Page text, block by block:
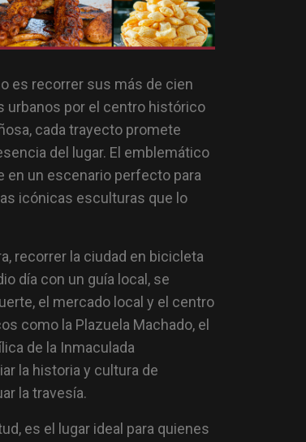
es recorrer sus más de cien
urbanos por el centro histórico
cada trayecto promete
del lugar. El emblemático
en un escenario perfecto para
icónicas esculturas que lo
recorrer la ciudad en bicicleta
día con un guía local, se
el mercado local y el centro
como la Plazuela Machado, el
de la Inmaculada
la historia y cultura de
la travesía.
es el lugar ideal para quienes